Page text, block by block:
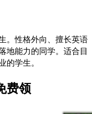
。性格外向、擅长英语
地能力的同学。适合目
学生。
费领